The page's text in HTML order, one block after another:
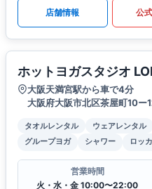
店舗情報 公
ホットヨガスタジオ
大阪天満宮駅から車で4分
大阪府大阪市北区茶屋町10ー
タオルレンタル ウェアレンタル
グループヨガ
シャワー ロッ
営業時間
火・水・金 10:00〜22:00